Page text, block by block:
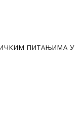
ПИТАЊИМА У